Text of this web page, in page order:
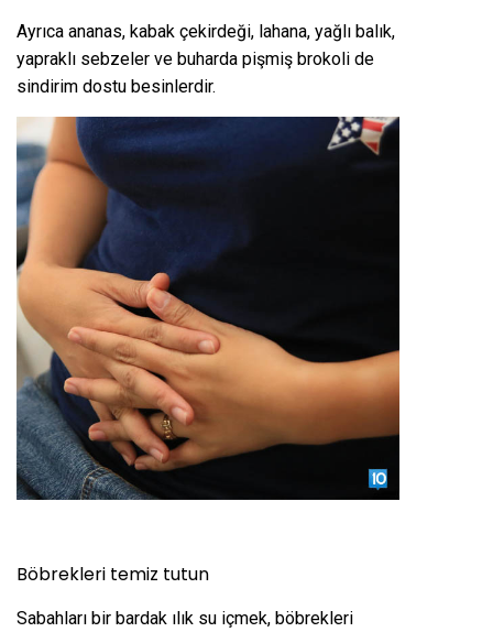
Ayrıca ananas, kabak çekirdeği, lahana, yağlı balık,
yapraklı sebzeler ve buharda pişmiş brokoli de
sindirim dostu besinlerdir.
Böbrekleri temiz tutun
Sabahları bir bardak ılık su içmek, böbrekleri